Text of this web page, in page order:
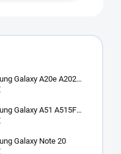
Galaxy A20e A202F
Galaxy A51 A515F
Galaxy Note 20